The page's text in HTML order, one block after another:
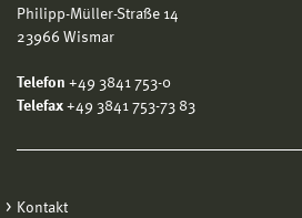
Philipp-Müller-Straße 14
23966 Wismar
Telefon +49 3841 753-0
Telefax +49 3841 753-73 83
Kontakt